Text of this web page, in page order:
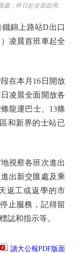
，昨日起全面啟用。
錦上路站D出口
凌晨首班車起全
在本月16日開放
凌晨全面開放各
龍運巴士、13條
和新界的士站已
視察各班次進出
出新交匯處及乘
返工或返學的市
止服務，記得留
誌和指示等。
讀大公報PDF版面